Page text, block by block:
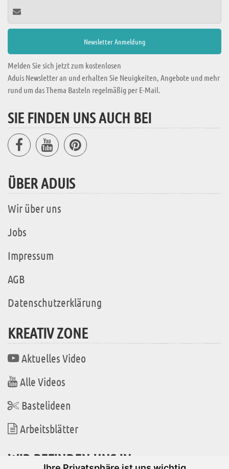
Melden Sie sich jetzt zum kostenlosen
Aduis Newsletter an und erhalten Sie Neuigkeiten, Angebote und mehr
rund um das Thema Basteln regelmäßig per E-Mail.
SIE FINDEN UNS AUCH BEI
ÜBER ADUIS
Wir über uns
Jobs
Impressum
AGB
Datenschutzerklärung
KREATIV ZONE
Aktuelles Video
Alle Videos
Bastelideen
Arbeitsblätter
WIR BEFINDEN UNS IN